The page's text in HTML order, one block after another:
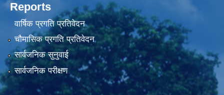
Reports
वार्षिक प्रगति प्रतिवेदन
चौमासिक प्रगति प्रतिवेदन
सार्वजनिक सुनुवाई
सार्वजनिक परीक्षण